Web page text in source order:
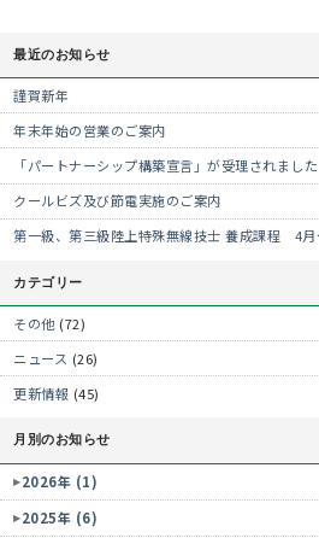
最近のお知らせ
謹賀新年
年末年始の営業のご案内
「パートナーシップ構築宣言」が受理されました
クールビズ及び節電実施のご案内
第一級、第三級陸上特殊無線技士 養成課程 4月
カテゴリー
その他 (72)
ニュース (26)
更新情報 (45)
月別のお知らせ
2026年 (1)
2025年 (6)